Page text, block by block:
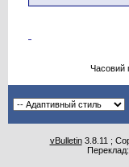
Часовий
vBulletin3.8.11 ;